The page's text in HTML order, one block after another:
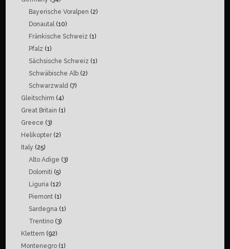
Bayerische Voralpen (2)
Donautal(10)
Fränkische Schweiz (1)
Pfalz (1)
Sächsische Schweiz (1)
Schwäbische Alb (2)
Schwarzwald (7)
Gleitschirm (4)
Great Britain (1)
Greece (3)
Helikopter(2)
Italy (25)
Alto Adige (3)
Dolomiti (5)
Liguria (12)
Piemont (1)
Sardegna (1)
Trentino (3)
Klettern (92)
Montenegro (1)